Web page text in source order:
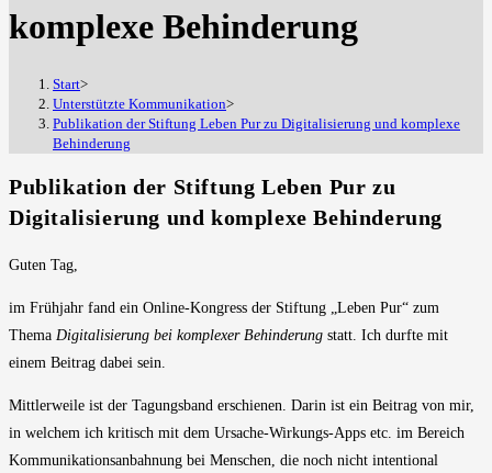
komplexe Behinderung
Start>
Unterstützte Kommunikation>
Publikation der Stiftung Leben Pur zu Digitalisierung und komplexe
Behinderung
Publikation der Stiftung Leben Pur zu
Digitalisierung und komplexe Behinderung
Guten Tag,
im Frühjahr fand ein Online-Kongress der Stiftung „Leben Pur“ zum
Thema Digitalisierung bei komplexer Behinderung statt. Ich durfte mit
einem Beitrag dabei sein.
Mittlerweile ist der Tagungsband erschienen. Darin ist ein Beitrag von mir,
in welchem ich kritisch mit dem Ursache-Wirkungs-Apps etc. im Bereich
Kommunikationsanbahnung bei Menschen, die noch nicht intentional